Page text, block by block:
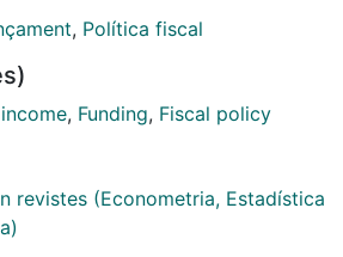
por la igualdad. Por ejemplo,
que ya dijo hace una
Básica es importante para el
hogares sino a los individuos
énfasis es de la autora). Pero la
en cuando.
, Política fiscal
, Funding, Fiscal policy
revistes (Econometria, Estadística